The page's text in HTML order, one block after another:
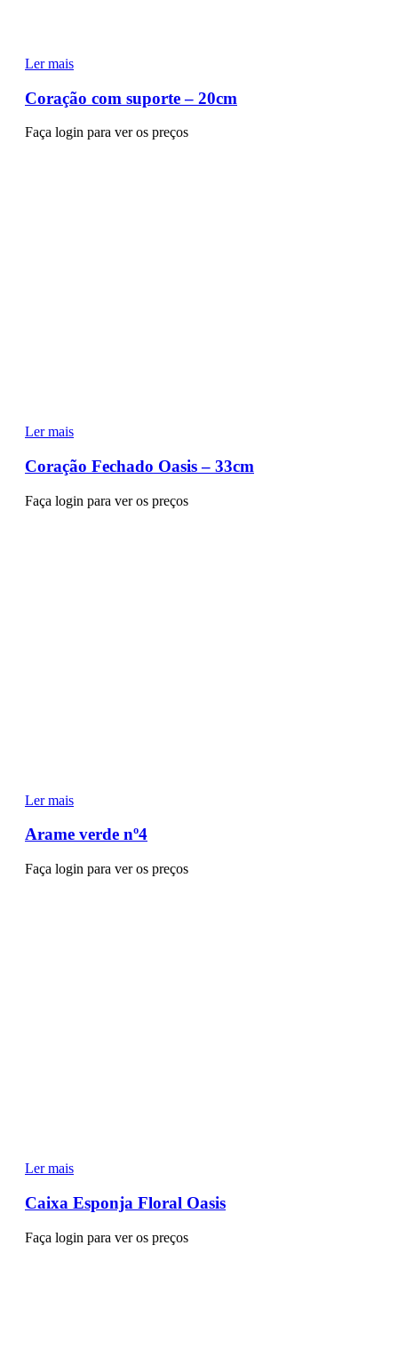
Ler mais
Coração com suporte – 20cm
Faça login para ver os preços
Ler mais
Coração Fechado Oasis – 33cm
Faça login para ver os preços
Ler mais
Arame verde nº4
Faça login para ver os preços
Ler mais
Caixa Esponja Floral Oasis
Faça login para ver os preços